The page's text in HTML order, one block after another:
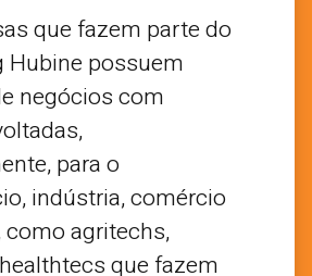
que fazem parte do
Hubine possuem
negócios com
para o
indústria, comércio
como agritechs,
que fazem